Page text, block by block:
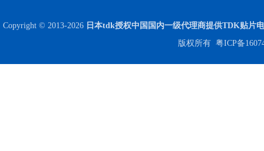
Copyright © 2013-2026 日本tdk授权中国国内一级代理商提供TDK贴片
版权所有 粤ICP备